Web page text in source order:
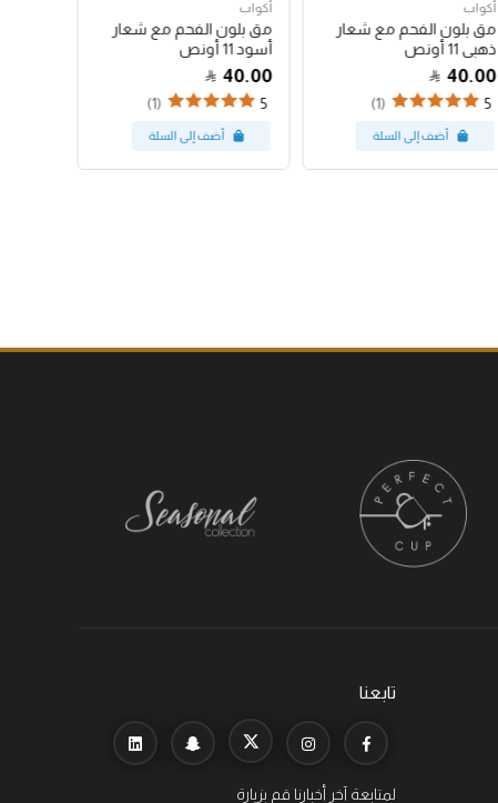
أكواب
مق بلون الفحم مع شعار
ذهبي 11 أونص
40.00
5
(1)
أكواب
مق بلون الفحم مع شعار
أسود 11 أونص
40.00
5
(1)
تابعنا
لمتابعة آخر أخبارنا قم بزيارة